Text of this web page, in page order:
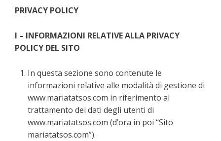
PRIVACY POLICY
I – INFORMAZIONI RELATIVE ALLA PRIVACY
POLICY DEL SITO
In questa sezione sono contenute le
informazioni relative alle modalità di gestione di
www.mariatatsos.com in riferimento al
trattamento dei dati degli utenti di
www.mariatatsos.com (d’ora in poi “Sito
mariatatsos.com”).